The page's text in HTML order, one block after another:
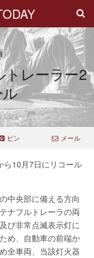
トレーラー2
ピン メール
ら10月7日にリコール
中央部に備える方向
ナフルトレーラの両
び非常点滅表示灯に
め、自動車の前端か
全車両、当該灯火器